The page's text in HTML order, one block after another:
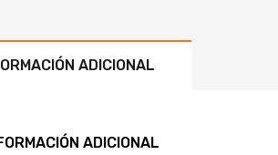
ADICIONAL
ADICIONAL